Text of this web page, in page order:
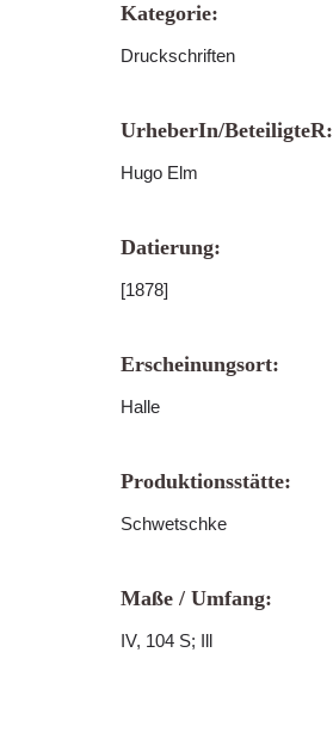
Kategorie:
Druckschriften
UrheberIn/BeteiligteR:
Hugo Elm
Datierung:
[1878]
Erscheinungsort:
Halle
Produktionsstätte:
Schwetschke
Maße / Umfang:
IV, 104 S; Ill